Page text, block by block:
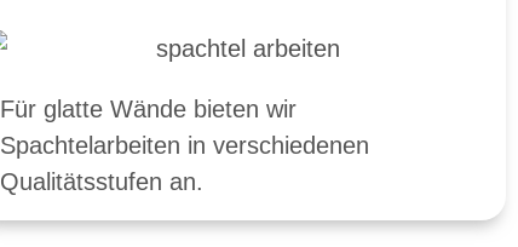
Für glatte Wände bieten wir
Spachtelarbeiten in verschiedenen
Qualitätsstufen an.